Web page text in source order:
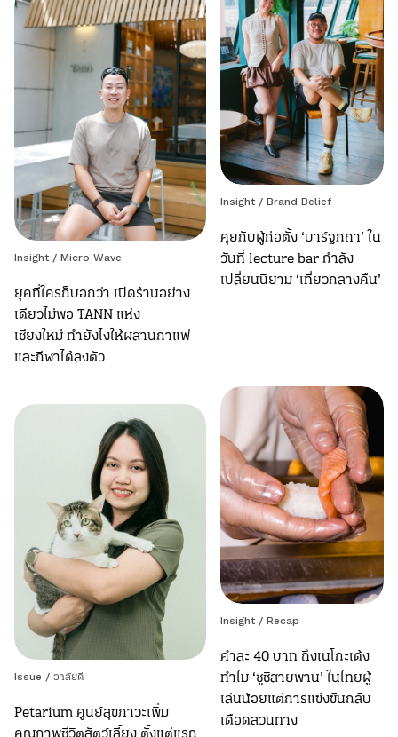
Insight / Micro Wave
ยุคที่ใครก็บอกว่า เปิดร้านอย่าง
เดียวไม่พอ TANN แห่ง
เชียงใหม่ ทำยังไงให้ผสานกาแฟ
และกีฬาได้ลงตัว
Insight / Brand Belief
คุยกับผู้ก่อตั้ง ‘บาร์ฐกถา’ ใน
วันที่ lecture bar กำลัง
เปลี่ยนนิยาม ‘เที่ยวกลางคืน’
Issue / อาลัยดี
Petarium ศูนย์สุขภาวะเพิ่ม
Insight / Recap
คำละ 40 บาท ถึงเนโกะเด้ง
ทำไม ‘ซูชิสายพาน’ ในไทยผู้
เล่นน้อยแต่การแข่งขันกลับ
เดือดสวนทาง